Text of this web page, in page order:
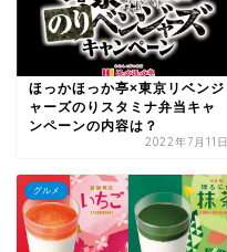
ほっかほっか亭×東京リベンジ
ャーズのりスタミナ弁当キャ
ンペーンの内容は？
2022年7月11日
グルメ